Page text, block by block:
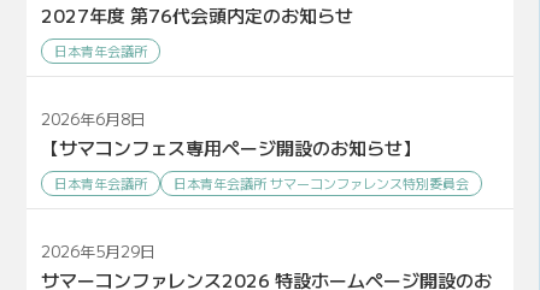
2027年度 第76代会頭内定のお知らせ
日本青年会議所
2026年6月8日
【サマコンフェス専用ページ開設のお知らせ】
日本青年会議所 日本青年会議所 サマーコンファレンス特別委員会
2026年5月29日
サマーコンファレンス2026 特設ホームページ開設のお